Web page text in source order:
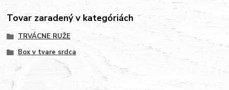
Tovar zaradený v kategóriách
TRVÁCNE RUŽE
Box v tvare srdca